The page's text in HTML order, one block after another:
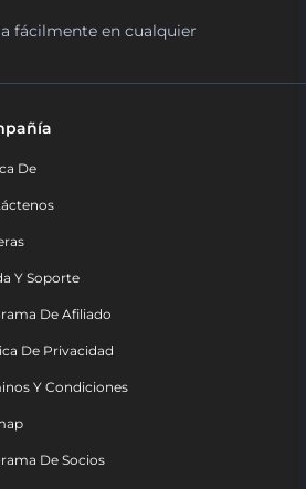
fácilmente en cualquier
De
Y Soporte
De Afiliado
De Privacidad
Y Condiciones
De Socios